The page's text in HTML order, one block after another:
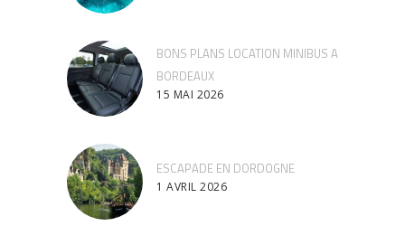
BONS PLANS LOCATION MINIBUS A
BORDEAUX
15 MAI 2026
ESCAPADE EN DORDOGNE
1 AVRIL 2026